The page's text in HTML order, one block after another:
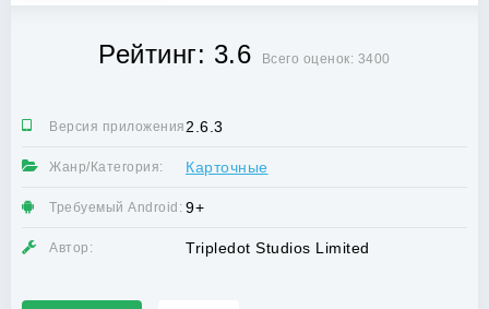
Рейтинг: 3.6 Всего оценок: 3400
Версия приложения:2.6.3
Жанр/Категория: Карточные
Требуемый Android: 9+
Автор: Tripledot Studios Limited